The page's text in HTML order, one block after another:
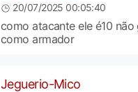
20/07/2025 00:05:40
como atacante ele é10
como armador
Jeguerio-Mico